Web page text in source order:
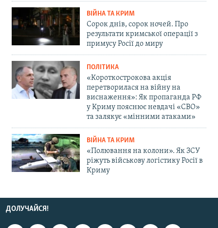
ВІЙНА ТА КРИМ
Сорок днів, сорок ночей. Про
результати кримської операції з
примусу Росії до миру
ПОЛІТИКА
«Короткострокова акція
перетворилася на війну на
виснаження»: Як пропаганда РФ
у Криму пояснює невдачі «СВО»
та залякує «мінними атаками»
ВІЙНА ТА КРИМ
«Полювання на колони». Як ЗСУ
ріжуть військову логістику Росії в
Криму
ДОЛУЧАЙСЯ!